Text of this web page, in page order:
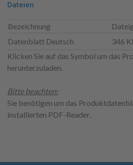
Dateien
Bezeichnung
Datenblatt Deutsch
346
Klicken Sie auf das Symbol um das
herunterzuladen.
Bitte beachten:
Sie benötigen um das
installierten PDF-Reader.